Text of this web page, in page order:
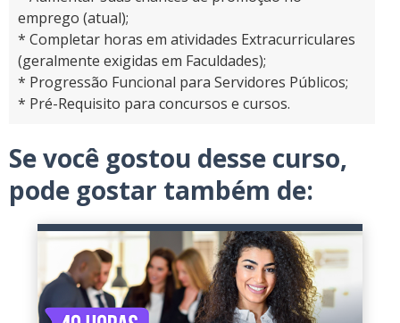
emprego (atual);
* Completar horas em atividades Extracurriculares
(geralmente exigidas em Faculdades);
* Progressão Funcional para Servidores Públicos;
* Pré-Requisito para concursos e cursos.
Se você gostou desse curso,
pode gostar também de: